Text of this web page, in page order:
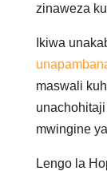
zinaweza
Ikiwa
maswali
mwingine
Lengo la